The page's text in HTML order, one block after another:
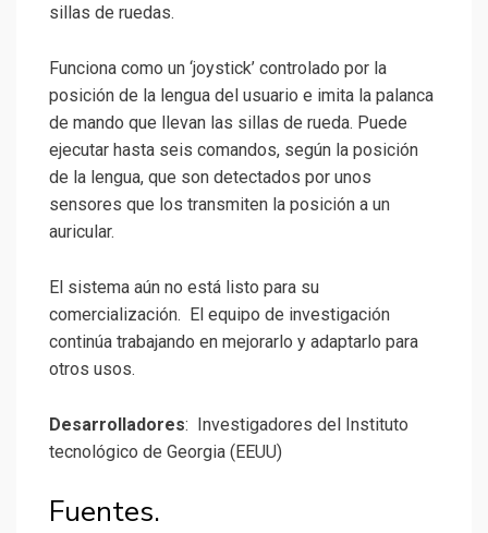
sillas de ruedas.
Funciona como un ‘joystick’ controlado por la
posición de la lengua del usuario e imita la palanca
de mando que llevan las sillas de rueda. Puede
ejecutar hasta seis comandos, según la posición
de la lengua, que son detectados por unos
sensores que los transmiten la posición a un
auricular.
El sistema aún no está listo para su
comercialización. El equipo de investigación
continúa trabajando en mejorarlo y adaptarlo para
otros usos.
Desarrolladores: Investigadores del Instituto
tecnológico de Georgia (EEUU)
Fuentes.